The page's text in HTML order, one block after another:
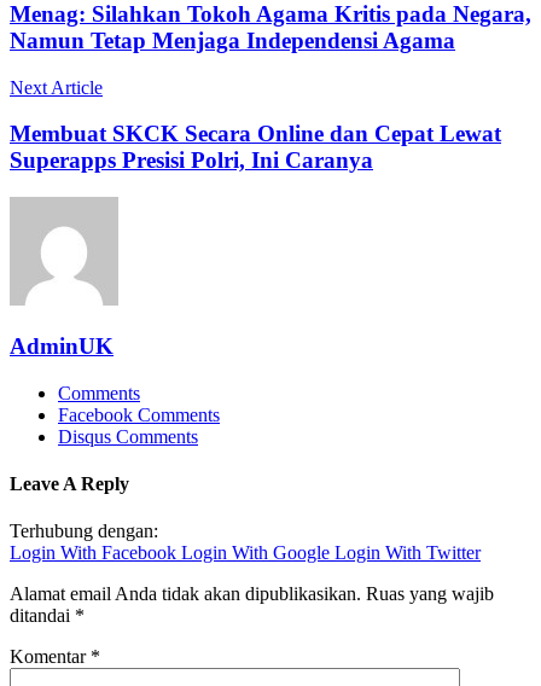
Menag: Silahkan Tokoh Agama Kritis pada Negara,
Namun Tetap Menjaga Independensi Agama
Next Article
Membuat SKCK Secara Online dan Cepat Lewat
Superapps Presisi Polri, Ini Caranya
AdminUK
Comments
Facebook Comments
Disqus Comments
Leave A Reply
Terhubung dengan:
Login With Facebook Login With Google Login With Twitter
Alamat email Anda tidak akan dipublikasikan. Ruas yang wajib
ditandai *
Komentar *